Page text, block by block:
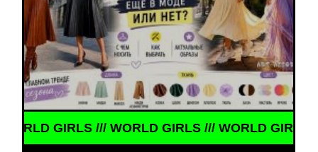
GIRLS /// WORLD GIRLS ///